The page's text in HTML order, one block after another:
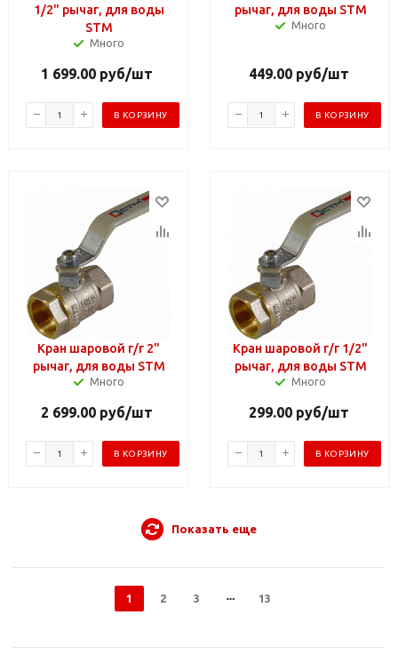
1/2" рычаг, для воды
STM
Много
1 699.00 руб/шт
В КОРЗИНУ
рычаг, для воды STM
Много
449.00руб/шт
В КОРЗИНУ
Кран шаровой г/г 2"
рычаг, для воды STM
Много
2 699.00 руб/шт
В КОРЗИНУ
Кран шаровой г/г 1/2"
рычаг, для воды STM
Много
299.00руб/шт
В КОРЗИНУ
Показать еще
1 2 3 13